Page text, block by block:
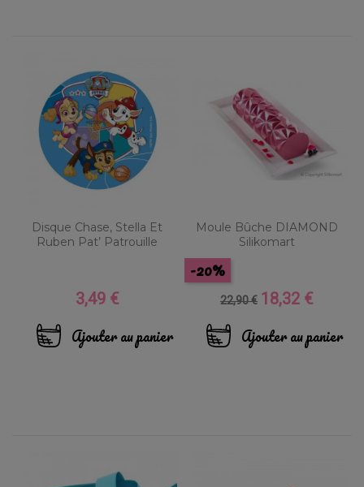
Disque Chase, Stella Et
Ruben Pat’ Patrouille
Prix
3,49 €
Ajouter au panier
Moule Bûche DIAMOND
Silikomart
Prix
base
22,90 €
-20%
Prix
18,32 €
Ajouter au panier